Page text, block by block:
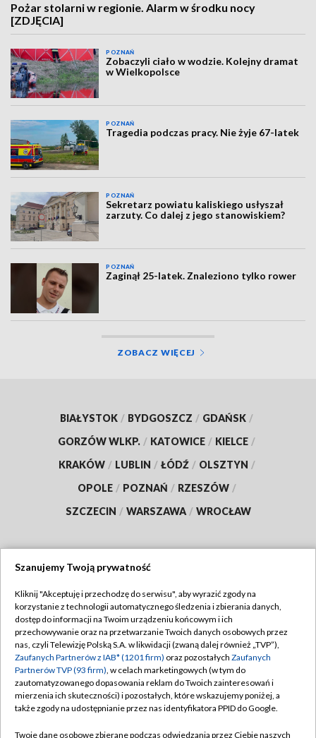
Pożar stolarni w regionie. Alarm w środku nocy
[ZDJĘCIA]
POZNAŃ
Zobaczyli ciało w wodzie. Kolejny dramat
w Wielkopolsce
POZNAŃ
Tragedia podczas pracy. Nie żyje 67-latek
POZNAŃ
Sekretarz powiatu kaliskiego usłyszał
zarzuty. Co dalej z jego stanowiskiem?
POZNAŃ
Zaginął 25-latek. Znaleziono tylko rower
ZOBACZ WIĘCEJ
BIAŁYSTOK / BYDGOSZCZ / GDAŃSK /
GORZÓW WLKP. / KATOWICE / KIELCE /
KRAKÓW / LUBLIN / ŁÓDŹ / OLSZTYN /
OPOLE / POZNAŃ / RZESZÓW /
SZCZECIN / WARSZAWA / WROCŁAW
TVP
Abonament TVP
Emisja w TVP
Centrum informacji TVP
Naziemna Telewizja Cyfrowa
Regulamin TVP
Polityka prywatności
Moje zgody
Pomoc
Szanujemy Twoją prywatność
Kliknij "Akceptuję i przechodzę do serwisu", aby wyrazić zgody na
korzystanie z technologii automatycznego śledzenia i zbierania danych,
dostęp do informacji na Twoim urządzeniu końcowym i ich
przechowywanie oraz na przetwarzanie Twoich danych osobowych przez
nas, czyli Telewizję Polską S.A. w likwidacji (zwaną dalej również „TVP”),
Zaufanych Partnerów z IAB* (1201 firm) oraz pozostałych Zaufanych
Partnerów TVP (93 firm), w celach marketingowych (w tym do
zautomatyzowanego dopasowania reklam do Twoich zainteresowań i
mierzenia ich skuteczności) i pozostałych, które wskazujemy poniżej, a
także zgody na udostępnianie przez nas identyfikatora PPID do Google.
Twoje dane osobowe zbierane podczas odwiedzania przez Ciebie naszych